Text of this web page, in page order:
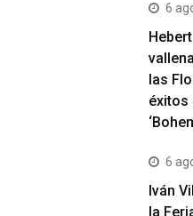
6
las
éxitos
6
Iván
la